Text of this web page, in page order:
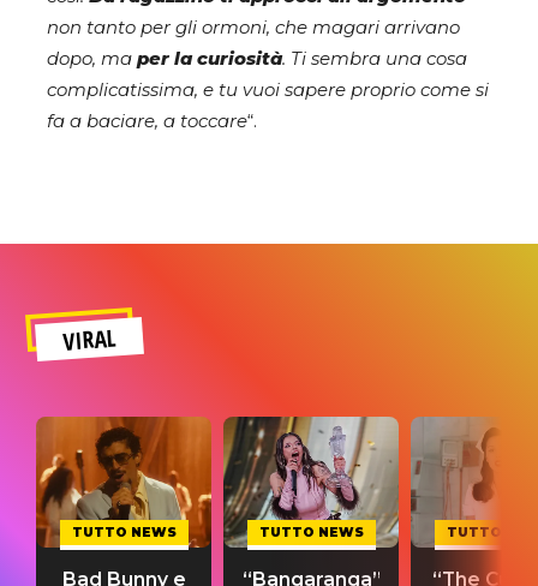
non tanto per gli ormoni, che magari arrivano
dopo, ma per la curiosità. Ti sembra una cosa
complicatissima, e tu vuoi sapere proprio come si
fa a baciare, a toccare“.
VIRAL
TUTTO NEWS
Bad Bunny e
TUTTO NEWS
“Bangaranga”
TUTTO
“The